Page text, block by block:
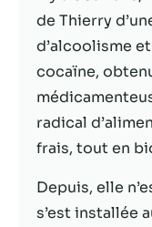
de Thierry
d’alcoolisme
cocaïne,
radical
frais, tout en
Depuis, elle
s’est installée